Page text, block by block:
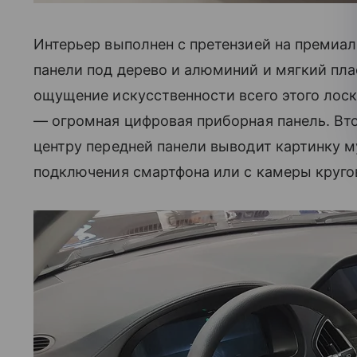
Интерьер выполнен с претензией на
панели под дерево и алюминий и мягкий
ощущение искусственности всего этого
— огромная цифровая приборная панель.
центру передней панели выводит
подключения смартфона или с камеры